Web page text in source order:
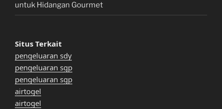
untuk Hidangan Gourmet
Situs Terkait
pengeluaran sdy
pengeluaran sgp
pengeluaran sgp
airtogel
airtogel